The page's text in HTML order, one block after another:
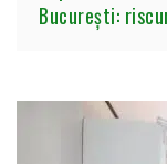
București: